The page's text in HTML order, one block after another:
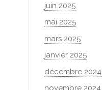
juin 2025
mai 2025
mars 2025
janvier 2025
décembre 2024
novembre 2024